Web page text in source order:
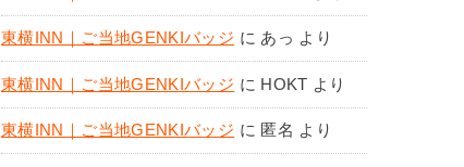
東横INN｜ご当地GENKIバッジ に あっ より
東横INN｜ご当地GENKIバッジ に HOKT より
東横INN｜ご当地GENKIバッジ に 匿名 より